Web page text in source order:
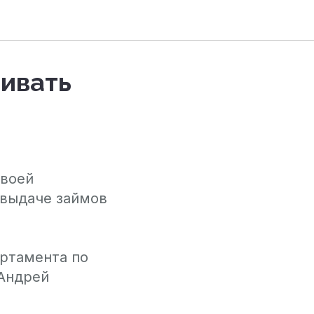
займов
по